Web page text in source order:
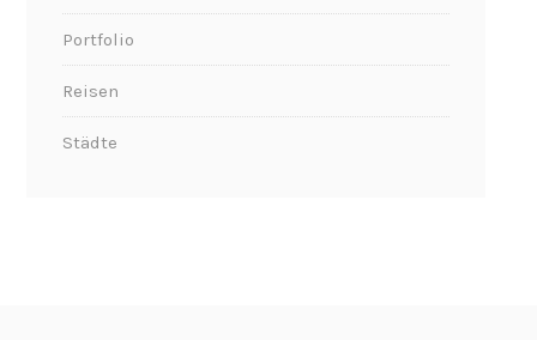
Portfolio
Reisen
Städte